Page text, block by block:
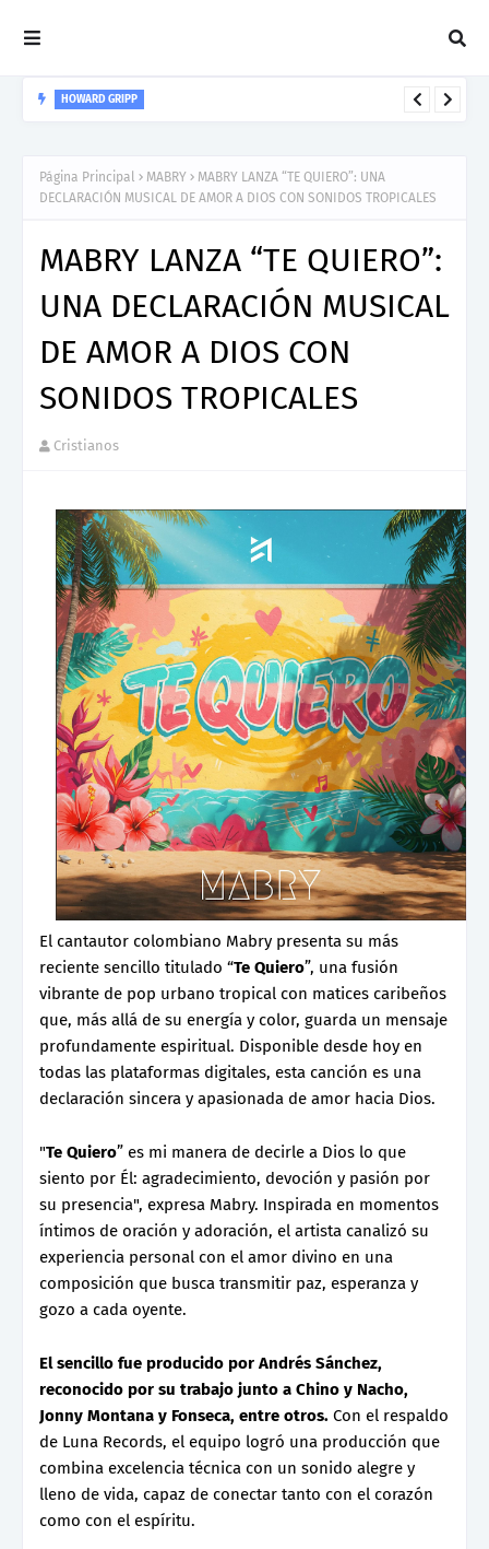
HOWARD GRIPP
Página Principal MABRY
MABRY LANZA “TE QUIERO”: UNA
DECLARACIÓN MUSICAL DE AMOR A DIOS CON SONIDOS TROPICALES
MABRY LANZA “TE QUIERO”:
UNA DECLARACIÓN MUSICAL
DE AMOR A DIOS CON
SONIDOS TROPICALES
Cristianos
El cantautor colombiano Mabry presenta su más
reciente sencillo titulado “Te Quiero”, una fusión
vibrante de pop urbano tropical con matices caribeños
que, más allá de su energía y color, guarda un mensaje
profundamente espiritual. Disponible desde hoy en
todas las plataformas digitales, esta canción es una
declaración sincera y apasionada de amor hacia Dios.
"Te Quiero” es mi manera de decirle a Dios lo que
siento por Él: agradecimiento, devoción y pasión por
su presencia", expresa Mabry. Inspirada en momentos
íntimos de oración y adoración, el artista canalizó su
experiencia personal con el amor divino en una
composición que busca transmitir paz, esperanza y
gozo a cada oyente.
El sencillo fue producido por Andrés Sánchez,
reconocido por su trabajo junto a Chino y Nacho,
Jonny Montana y Fonseca, entre otros. Con el respaldo
de Luna Records, el equipo logró una producción que
combina excelencia técnica con un sonido alegre y
lleno de vida, capaz de conectar tanto con el corazón
como con el espíritu.